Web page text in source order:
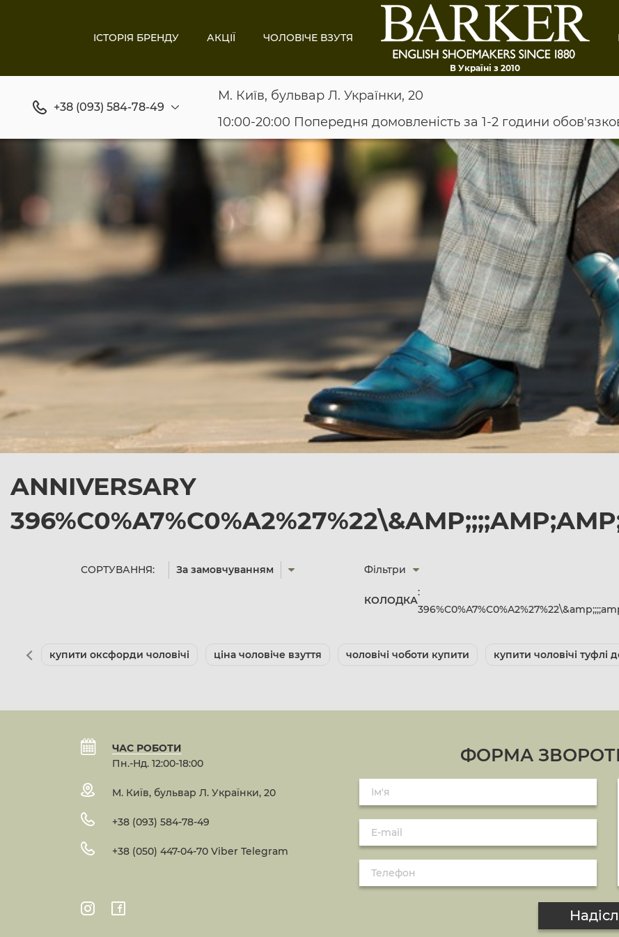
ІСТОРІЯ БРЕНДУ АКЦІЇ ЧОЛОВІЧЕ ВЗУТЯ
В Україні з 2010
+38 (093) 584-78-49
М. Київ, бульвар Л. Українки, 20
10:00-20:00 Попередня домовленість за 1-2 години
ANNIVERSARY
СОРТУВАННЯ: За замовчуванням Фільтри
КОЛОДКА
:
купити оксфорди чоловічі ціна чоловіче взуття чоловічі чоботи купити купити чоловічі туфлі
ЧАС РОБОТИ
Пн.-Нд. 12:00-18:00
М. Київ, бульвар Л. Українки, 20
+38 (093) 584-78-49
+38 (050) 447-04-70 Viber Telegram
ФОРМА